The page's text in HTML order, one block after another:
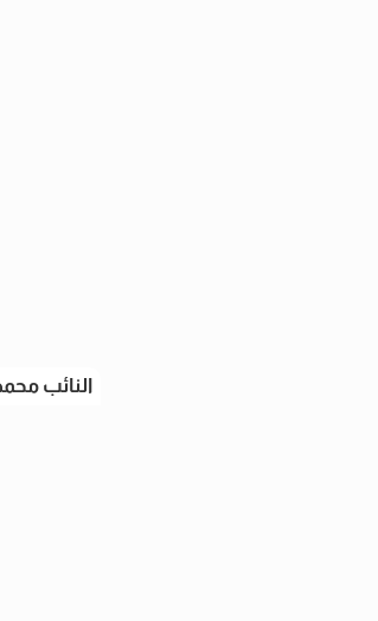
النائب